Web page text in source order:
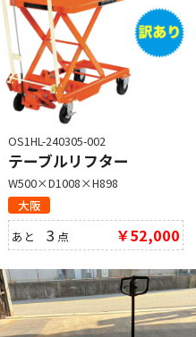
OS1HL-240305-002
テーブルリフター
W500×D1008×H898
大阪
あと3 点 ￥52,000